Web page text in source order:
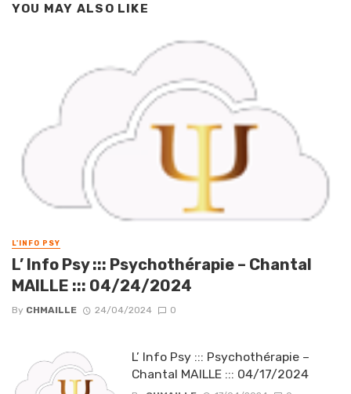
YOU MAY ALSO LIKE
L'INFO PSY
L’ Info Psy ::: Psychothérapie – Chantal
MAILLE ::: 04/24/2024
By CHMAILLE 24/04/2024 0
L’ Info Psy ::: Psychothérapie –
Chantal MAILLE ::: 04/17/2024